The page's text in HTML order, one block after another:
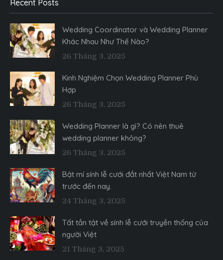
Recent Posts
Wedding Coordinator và Wedding Planner
Khác Nhau Như Thế Nào?
26 Tháng 3, 2025
Kinh Nghiệm Chọn Wedding Planner Phù
Hợp
26 Tháng 3, 2025
Wedding Planner là gì? Có nên thuê
wedding planner không?
26 Tháng 3, 2025
Bật mí sính lễ cưới đắt nhất Việt Nam từ
trước đến nay.
24 Tháng 3, 2025
Tất tần tật về sính lễ cưới truyền thống của
người Việt
21 Tháng 3, 2025